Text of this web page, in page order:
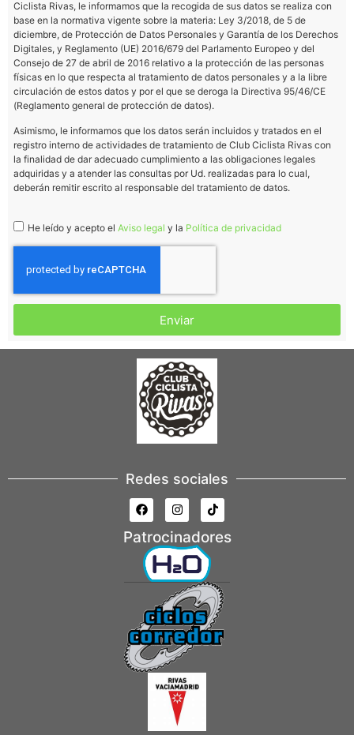
Ciclista Rivas, le informamos que la recogida de sus datos se realiza con
base en la normativa vigente sobre la materia: Ley 3/2018, de 5 de
diciembre, de Protección de Datos Personales y Garantía de los Derechos
Digitales, y Reglamento (UE) 2016/679 del Parlamento Europeo y del
Consejo de 27 de abril de 2016 relativo a la protección de las personas
físicas en lo que respecta al tratamiento de datos personales y a la libre
circulación de estos datos y por el que se deroga la Directiva 95/46/CE
(Reglamento general de protección de datos).
Asimismo, le informamos que los datos serán incluidos y tratados en el
registro interno de actividades de tratamiento de Club Ciclista Rivas con
la finalidad de dar adecuado cumplimiento a las obligaciones legales
adquiridas y a atender las consultas por Ud. realizadas para lo cual,
deberán remitir escrito al responsable del tratamiento de datos.
He leído y acepto el Aviso legal y la Política de privacidad
Enviar
Redes sociales
Patrocinadores